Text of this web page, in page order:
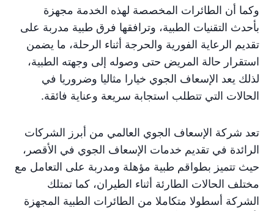
وكما أن الطائرات المخصصة لهذه الخدمة مجهزة
بأحدث التقنيات الطبية، وترافقها فرق طبية مدربة على
تقديم الرعاية الفورية والحرجة أثناء الرحلة، ما يضمن
استقرار حالة المريض حتى وصوله إلى وجهته الطبية،
لذلك يعد الإسعاف الجوي خيارا مثاليا وضروريا في
الحالات التي تتطلب استجابة سريعة وعناية فائقة.
تعد شركة الإسعاف الجوي العالمي من أبرز الشركات
الرائدة في تقديم خدمات الإسعاف الجوي في الأقصر،
حيث تتميز بطواقم طبية مؤهلة ومدربة على التعامل مع
مختلف الحالات الطارئة أثناء الطيران، كما تمتلك
الشركة أسطولا متكاملا من الطائرات الطبية المجهزة